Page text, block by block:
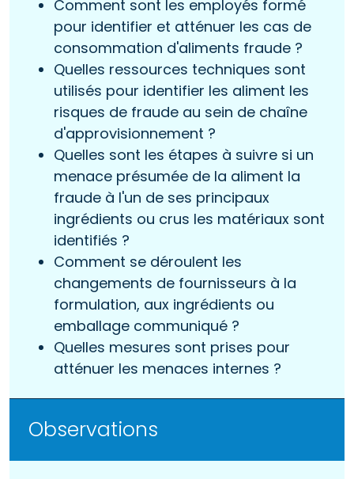
Comment sont les employés formé
pour identifier et atténuer les cas de
consommation d'aliments fraude ?
Quelles ressources techniques sont
utilisés pour identifier les aliment les
risques de fraude au sein de chaîne
d'approvisionnement ?
Quelles sont les étapes à suivre si un
menace présumée de la aliment la
fraude à l'un de ses principaux
ingrédients ou crus les matériaux sont
identifiés ?
Comment se déroulent les
changements de fournisseurs à la
formulation, aux ingrédients ou
emballage communiqué ?
Quelles mesures sont prises pour
atténuer les menaces internes ?
Observations